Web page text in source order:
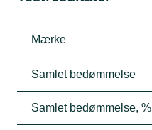
Mærke
Samlet bedømmelse
Samlet bedømmelse, %